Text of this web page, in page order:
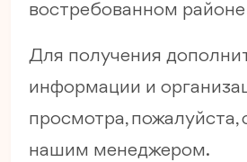
востребованном
Для получения
информации и
просмотра, пожалуйста,
нашим менеджером.